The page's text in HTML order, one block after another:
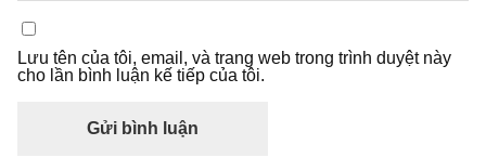
Lưu tên của tôi, email, và trang web trong trình duyệt này
cho lần bình luận kế tiếp của tôi.